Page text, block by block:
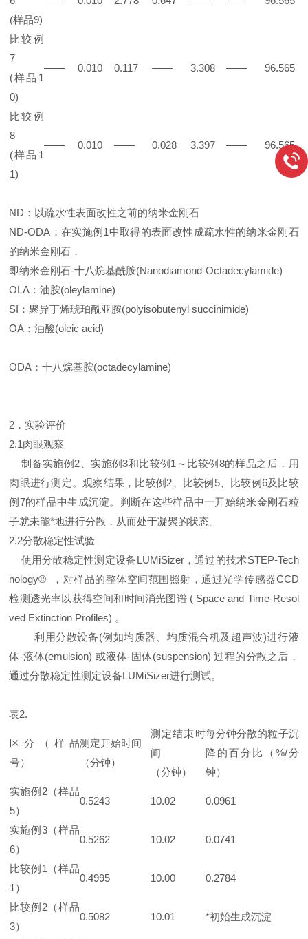
(样品9)
比较例
7
(样品1
0)
—— 0.010 0.117 —— 3.308 —— 96.565
比较例
8
(样品1
1)
—— 0.010 —— 0.028 3.397 —— 96.565
ND：以疏水性表面改性之前的纳米金刚石
ND-ODA：在实施例1中取得的表面改性成疏水性的纳米金刚石
的纳米金刚石，
即纳米金刚石-十八烷基酰胺(Nanodiamond-Octadecylamide)
OLA：油胺(oleylamine)
SI：聚异丁烯琥珀酰亚胺(polyisobutenyl succinimide)
OA：油酸(oleic acid)
ODA：十八烷基胺(octadecylamine)
2．实验评价
2.1肉眼观察
制备实施例2、实施例3和比较例1～比较例8的样品之后，用
肉眼进行测定。观察结果，比较例2、比较例5、比较例6及比较
例7的样品中生成沉淀。判断在这些样品中一开始纳米金刚石粒
子就未能*地进行分散，从而处于凝聚的状态。
2.2分散稳定性试验
使用分散稳定性测定设备LUMiSizer，通过的技术STEP-Tech
nology® ，对样品的整体空间范围照射，通过光学传感器CCD
检测透光率以获得空间和时间消光图谱 ( Space and Time-Resol
ved Extinction Profiles) 。
利用分散设备(例如均质器、均质混合机及超声波)进行液
体-液体(emulsion) 或液体-固体(suspension) 过程的分散之后，
通过分散稳定性测定设备LUMiSizer进行测试。
表2.
区分（样品
号）
测定开始时间
（分钟）
测定结束时
间
（分钟）
每分钟分散的粒子沉
降的百分比（%/分
钟）
实施例2（样品
5）
0.5243 10.02 0.0961
实施例3（样品
6）
0.5262 10.02 0.0741
比较例1（样品
1）
0.4995 10.00 0.2784
比较例2（样品
3）
0.5082 10.01 *初始生成沉淀